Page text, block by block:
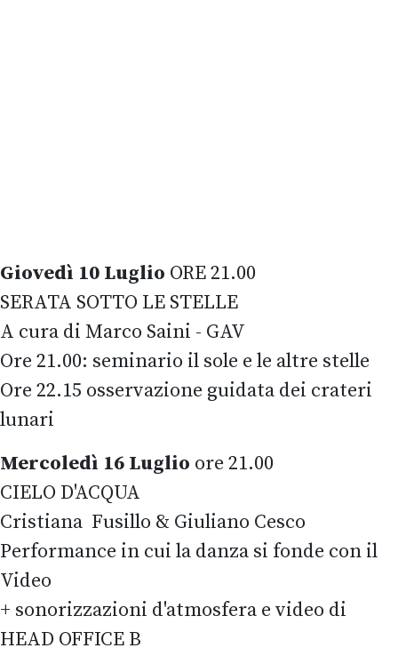
Giovedì 10 Luglio ORE 21.00
SERATA SOTTO LE STELLE
A cura di Marco Saini - GAV
Ore 21.00: seminario il sole e le altre stelle
Ore 22.15 osservazione guidata dei crateri
lunari
Mercoledì 16 Luglio ore 21.00
CIELO D'ACQUA
Cristiana Fusillo & Giuliano Cesco
Performance in cui la danza si fonde con il
Video
+ sonorizzazioni d'atmosfera e video di
HEAD OFFICE B